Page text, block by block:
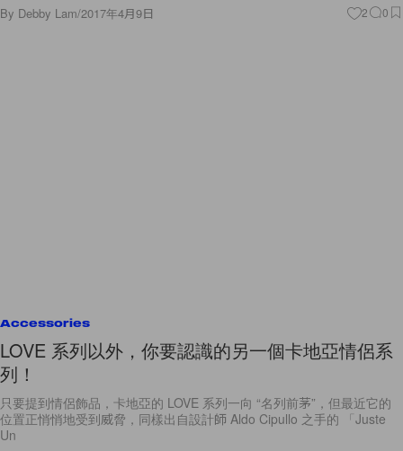
By Debby Lam/2017年4月9日 2 0
Accessories
LOVE 系列以外，你要認識的另一個卡地亞情侶系
列！
只要提到情侶飾品，卡地亞的 LOVE 系列一向 “名列前茅”，但最近它的
位置正悄悄地受到威脅，同樣出自設計師 Aldo Cipullo 之手的 「Juste
Un